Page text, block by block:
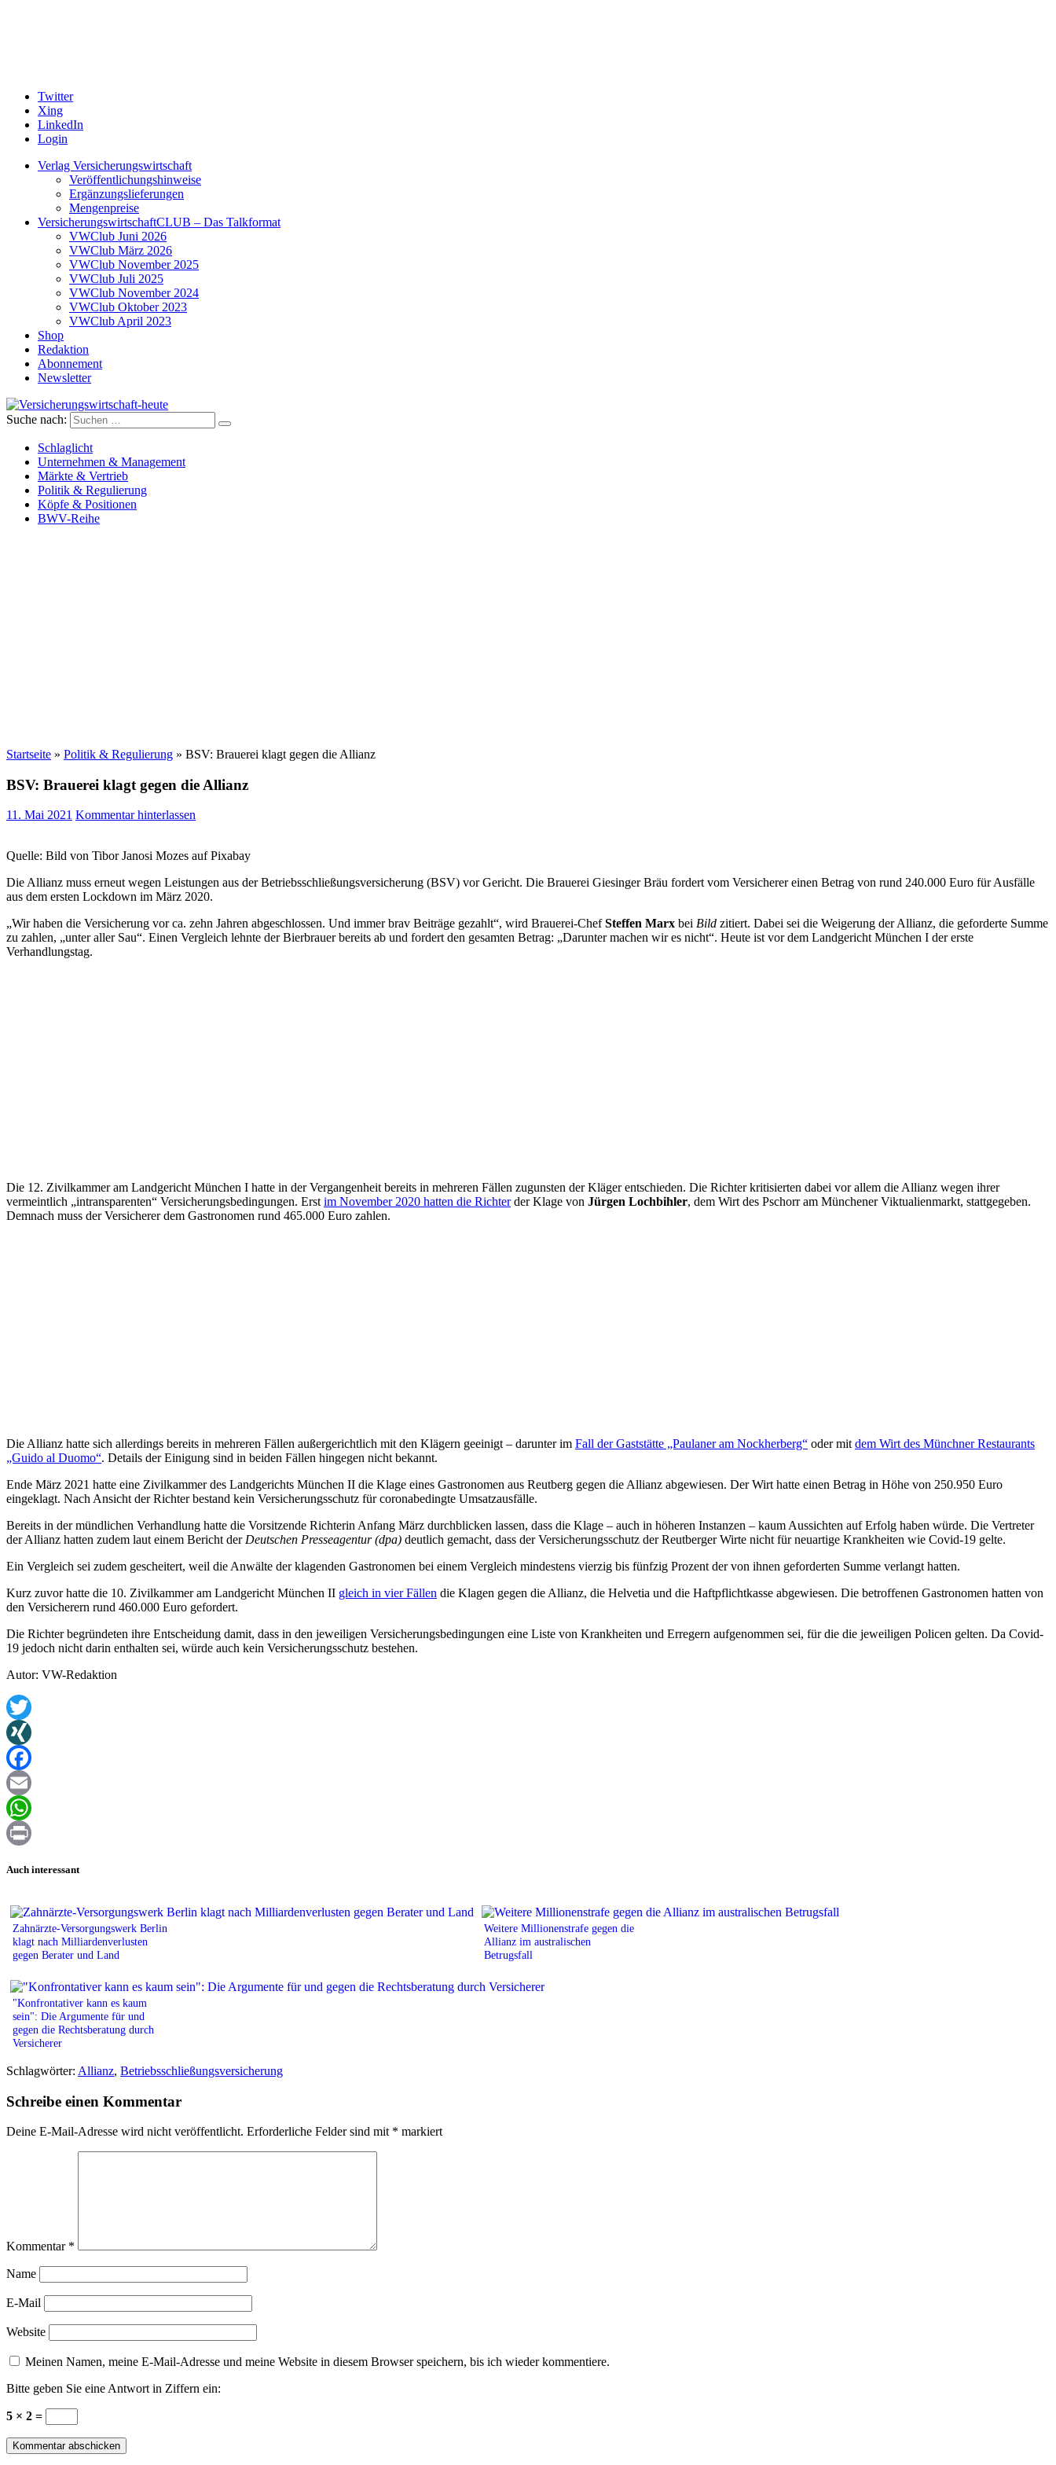
Twitter
Xing
LinkedIn
Login
Verlag Versicherungswirtschaft
Veröffentlichungshinweise
Ergänzungslieferungen
Mengenpreise
VersicherungswirtschaftCLUB – Das Talkformat
VWClub Juni 2026
VWClub März 2026
VWClub November 2025
VWClub Juli 2025
VWClub November 2024
VWClub Oktober 2023
VWClub April 2023
Shop
Redaktion
Abonnement
Newsletter
Versicherungswirtschaft-heute
Suche nach:
Schlaglicht
Unternehmen & Management
Märkte & Vertrieb
Politik & Regulierung
Köpfe & Positionen
BWV-Reihe
Startseite » Politik & Regulierung » BSV: Brauerei klagt gegen die Allianz
BSV: Brauerei klagt gegen die Allianz
11. Mai 2021 Kommentar hinterlassen
Quelle: Bild von Tibor Janosi Mozes auf Pixabay
Die Allianz muss erneut wegen Leistungen aus der Betriebsschließungsversicherung (BSV) vor Gericht. Die Brauerei Giesinger Bräu fordert vom Versicherer einen Betrag von rund 240.000 Euro für Ausfälle
aus dem ersten Lockdown im März 2020.
„Wir haben die Versicherung vor ca. zehn Jahren abgeschlossen. Und immer brav Beiträge gezahlt“, wird Brauerei-ChefSteffen Marx bei Bild zitiert. Dabei sei die Weigerung der Allianz, die geforderte Summe
zu zahlen, „unter aller Sau“. Einen Vergleich lehnte der Bierbrauer bereits ab und fordert den gesamten Betrag: „Darunter machen wir es nicht“. Heute ist vor dem Landgericht München I der erste
Verhandlungstag.
Die 12. Zivilkammer am Landgericht München I hatte in der Vergangenheit bereits in mehreren Fällen zugunsten der Kläger entschieden. Die Richter kritisierten dabei vor allem die Allianz wegen ihrer
vermeintlich „intransparenten“ Versicherungsbedingungen. Erstim November 2020 hatten die Richterder Klage von Jürgen Lochbihler, dem Wirt des Pschorr am Münchener Viktualienmarkt, stattgegeben.
Demnach muss der Versicherer dem Gastronomen rund 465.000 Euro zahlen.
Die Allianz hatte sich allerdings bereits in mehreren Fällen außergerichtlich mit den Klägern geeinigt – darunter im Fall der Gaststätte „Paulaner am Nockherberg“ oder mitdem Wirt des Münchner Restaurants
„Guido al Duomo“. Details der Einigung sind in beiden Fällen hingegen nicht bekannt.
Ende März 2021 hatte eine Zivilkammer des Landgerichts München II die Klage eines Gastronomen aus Reutberg gegen die Allianz abgewiesen. Der Wirt hatte einen Betrag in Höhe von 250.950 Euro
eingeklagt. Nach Ansicht der Richter bestand kein Versicherungsschutz für coronabedingte Umsatzausfälle.
Bereits in der mündlichen Verhandlung hatte die Vorsitzende Richterin Anfang März durchblicken lassen, dass die Klage – auch in höheren Instanzen – kaum Aussichten auf Erfolg haben würde. Die Vertreter
der Allianz hatten zudem laut einem Bericht derDeutschen Presseagentur (dpa) deutlich gemacht, dass der Versicherungsschutz der Reutberger Wirte nicht für neuartige Krankheiten wie Covid-19 gelte.
Ein Vergleich sei zudem gescheitert, weil die Anwälte der klagenden Gastronomen bei einem Vergleich mindestens vierzig bis fünfzig Prozent der von ihnen geforderten Summe verlangt hatten.
Kurz zuvor hatte die 10. Zivilkammer am Landgericht München II gleich in vier Fällen die Klagen gegen die Allianz, die Helvetia und die Haftpflichtkasse abgewiesen. Die betroffenen Gastronomen hatten von
den Versicherern rund 460.000 Euro gefordert.
Die Richter begründeten ihre Entscheidung damit, dass in den jeweiligen Versicherungsbedingungen eine Liste von Krankheiten und Erregern aufgenommen sei, für die die jeweiligen Policen gelten. Da Covid-
19 jedoch nicht darin enthalten sei, würde auch kein Versicherungsschutz bestehen.
Autor: VW-Redaktion
Twitter
XING
Facebook
Email
WhatsApp
Auch interessant
Zahnärzte-Versorgungswerk Berlin
klagt nach Milliardenverlusten
gegen Berater und Land
Weitere Millionenstrafe gegen die
Allianz im australischen
Betrugsfall
"Konfrontativer kann es kaum
sein": Die Argumente für und
gegen die Rechtsberatung durch
Versicherer
Schlagwörter: Allianz, Betriebsschließungsversicherung
Schreibe einen Kommentar
Deine E-Mail-Adresse wird nicht veröffentlicht. Erforderliche Felder sind mit * markiert
Kommentar *
Name
E-Mail
Website
Meinen Namen, meine E-Mail-Adresse und meine Website in diesem Browser speichern, bis ich wieder kommentiere.
Bitte geben Sie eine Antwort in Ziffern ein:
5 × 2 =